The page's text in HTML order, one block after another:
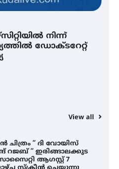
നിന്ന്
ഡോക്ടറേറ്റ്
View all
നിന്ന്
സാഹിത്യത്തിൽ
നേടിയ എൻ. ആര്യ
സ്‌ക്രീൻ ചെയ്യുന്നു
കോളജ്
അസോസിയേഷന്